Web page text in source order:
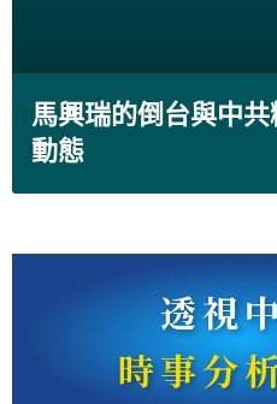
馬興瑞的倒台與中
動態
透視
時事分